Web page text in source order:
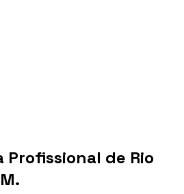
Profissional de Rio